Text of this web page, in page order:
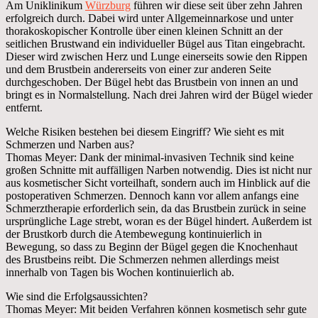
Am Uniklinikum Würzburg führen wir diese seit über zehn Jahren
erfolgreich durch. Dabei wird unter Allgemeinnarkose und unter
thorakoskopischer Kontrolle über einen kleinen Schnitt an der
seitlichen Brustwand ein individueller Bügel aus Titan eingebracht.
Dieser wird zwischen Herz und Lunge einerseits sowie den Rippen
und dem Brustbein andererseits von einer zur anderen Seite
durchgeschoben. Der Bügel hebt das Brustbein von innen an und
bringt es in Normalstellung. Nach drei Jahren wird der Bügel wieder
entfernt.
Welche Risiken bestehen bei diesem Eingriff? Wie sieht es mit
Schmerzen und Narben aus?
Thomas Meyer: Dank der minimal-invasiven Technik sind keine
großen Schnitte mit auffälligen Narben notwendig. Dies ist nicht nur
aus kosmetischer Sicht vorteilhaft, sondern auch im Hinblick auf die
postoperativen Schmerzen. Dennoch kann vor allem anfangs eine
Schmerztherapie erforderlich sein, da das Brustbein zurück in seine
ursprüngliche Lage strebt, woran es der Bügel hindert. Außerdem ist
der Brustkorb durch die Atembewegung kontinuierlich in
Bewegung, so dass zu Beginn der Bügel gegen die Knochenhaut
des Brustbeins reibt. Die Schmerzen nehmen allerdings meist
innerhalb von Tagen bis Wochen kontinuierlich ab.
Wie sind die Erfolgsaussichten?
Thomas Meyer: Mit beiden Verfahren können kosmetisch sehr gute